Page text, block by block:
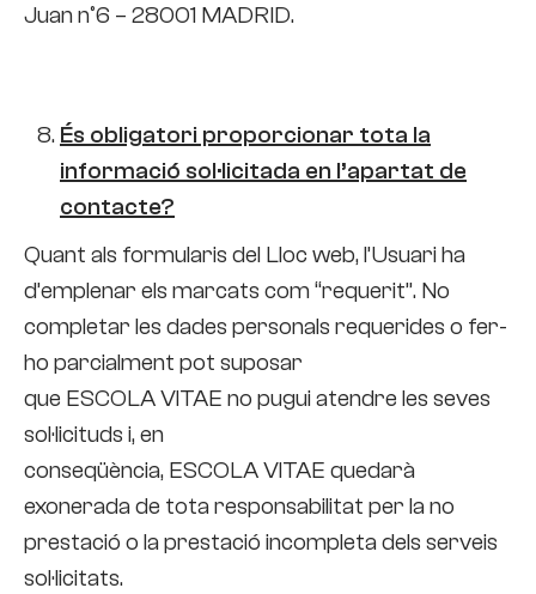
Juan nº6 – 28001 MADRID.
És obligatori proporcionar tota la
informació sol·licitada en l’apartat de
contacte?
Quant als formularis del Lloc web, l’Usuari ha
d’emplenar els marcats com “requerit”. No
completar les dades personals requerides o fer-
ho parcialment pot suposar
que ESCOLA VITAE no pugui atendre les seves
sol·licituds i, en
conseqüència, ESCOLA VITAE quedarà
exonerada de tota responsabilitat per la no
prestació o la prestació incompleta dels serveis
sol·licitats.